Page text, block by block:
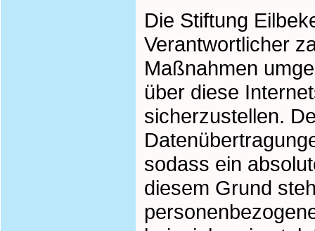
Die Stiftung
Verantwortlicher
Maßnahmen
über diese
sicherzustellen.
sodass ein
diesem Grund